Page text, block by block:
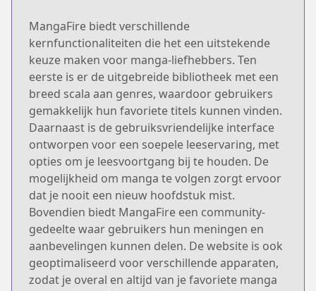
MangaFire biedt verschillende
kernfunctionaliteiten die het een uitstekende
keuze maken voor manga-liefhebbers. Ten
eerste is er de uitgebreide bibliotheek met een
breed scala aan genres, waardoor gebruikers
gemakkelijk hun favoriete titels kunnen vinden.
Daarnaast is de gebruiksvriendelijke interface
ontworpen voor een soepele leeservaring, met
opties om je leesvoortgang bij te houden. De
mogelijkheid om manga te volgen zorgt ervoor
dat je nooit een nieuw hoofdstuk mist.
Bovendien biedt MangaFire een community-
gedeelte waar gebruikers hun meningen en
aanbevelingen kunnen delen. De website is ook
geoptimaliseerd voor verschillende apparaten,
zodat je overal en altijd van je favoriete manga